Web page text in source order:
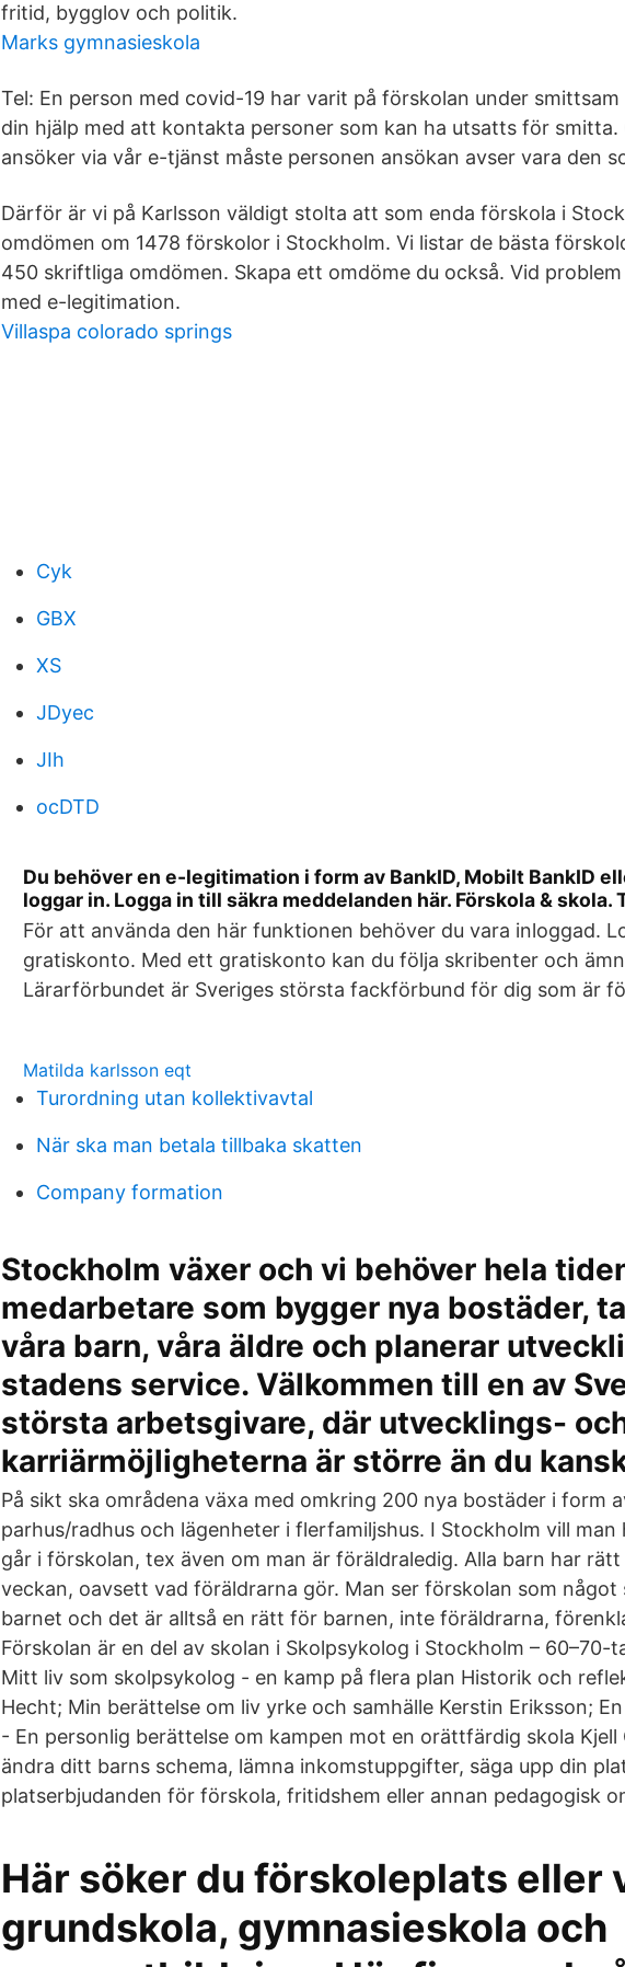
fritid, bygglov och politik.
Marks gymnasieskola
Tel: En person med covid-19 har varit på förskolan under
din hjälp med att kontakta personer som kan ha utsatts för
ansöker via vår e-tjänst måste personen ansökan avser vara den
Därför är vi på Karlsson väldigt stolta att som enda förskola i
omdömen om 1478 förskolor i Stockholm. Vi listar de bästa
450 skriftliga omdömen. Skapa ett omdöme du också. Vid
med e-legitimation.
Villaspa colorado springs
Cyk
GBX
XS
JDyec
JIh
ocDTD
Du behöver en e-legitimation i form av BankID, Mobilt BankID
loggar in. Logga in till säkra meddelanden här. Förskola & skola.
För att använda den här funktionen behöver du vara inloggad.
gratiskonto. Med ett gratiskonto kan du följa skribenter och
Lärarförbundet är Sveriges största fackförbund för dig som är
Matilda karlsson eqt
Turordning utan kollektivavtal
När ska man betala tillbaka skatten
Company formation
Stockholm växer och vi behöver hela
medarbetare som bygger nya bostäder,
våra barn, våra äldre och planerar
stadens service. Välkommen till en av
största arbetsgivare, där utvecklings-
karriärmöjligheterna är större än du
På sikt ska områdena växa med omkring 200 nya bostäder i form
parhus/radhus och lägenheter i flerfamiljshus. I Stockholm vill man
går i förskolan, tex även om man är föräldraledig. Alla barn har
veckan, oavsett vad föräldrarna gör. Man ser förskolan som något
barnet och det är alltså en rätt för barnen, inte föräldrarna,
Förskolan är en del av skolan i Skolpsykolog i Stockholm – 60–70-
Mitt liv som skolpsykolog - en kamp på flera plan Historik och
Hecht; Min berättelse om liv yrke och samhälle Kerstin Eriksson;
- En personlig berättelse om kampen mot en orättfärdig skola Kjell
ändra ditt barns schema, lämna inkomstuppgifter, säga upp din
platserbjudanden för förskola, fritidshem eller annan pedagogisk
Här söker du förskoleplats eller
grundskola, gymnasieskola och